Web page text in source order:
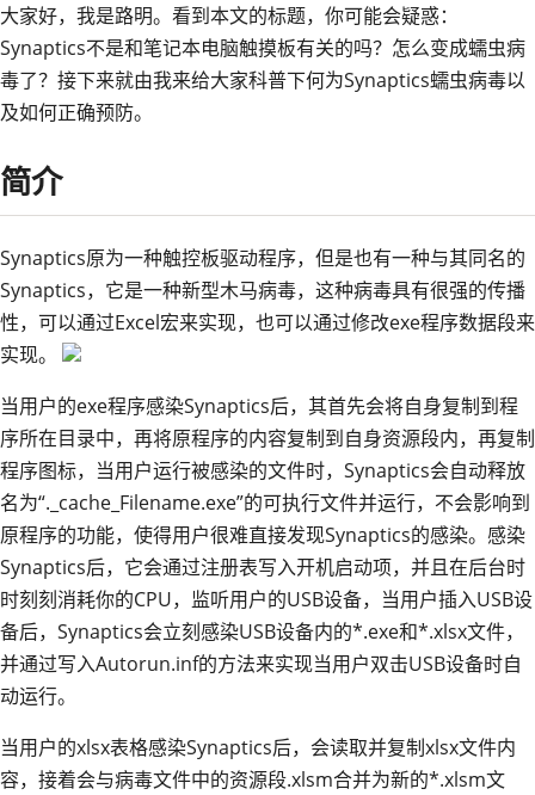
大家好，我是路明。看到本文的标题，你可能会疑惑：
Synaptics不是和笔记本电脑触摸板有关的吗？怎么变成蠕虫病
毒了？接下来就由我来给大家科普下何为Synaptics蠕虫病毒以
及如何正确预防。
简介
Synaptics原为一种触控板驱动程序，但是也有一种与其同名的
Synaptics，它是一种新型木马病毒，这种病毒具有很强的传播
性，可以通过Excel宏来实现，也可以通过修改exe程序数据段来
实现。
当用户的exe程序感染Synaptics后，其首先会将自身复制到程
序所在目录中，再将原程序的内容复制到自身资源段内，再复制
程序图标，当用户运行被感染的文件时，Synaptics会自动释放
名为“._cache_Filename.exe”的可执行文件并运行，不会影响到
原程序的功能，使得用户很难直接发现Synaptics的感染。感染
Synaptics后，它会通过注册表写入开机启动项，并且在后台时
时刻刻消耗你的CPU，监听用户的USB设备，当用户插入USB设
备后，Synaptics会立刻感染USB设备内的*.exe和*.xlsx文件，
并通过写入Autorun.inf的方法来实现当用户双击USB设备时自
动运行。
当用户的xlsx表格感染Synaptics后，会读取并复制xlsx文件内
容，接着会与病毒文件中的资源段.xlsm合并为新的*.xlsm文